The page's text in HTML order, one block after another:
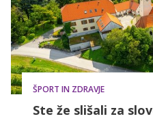
ŠPORT IN ZDRAVJE
Ste že slišali za